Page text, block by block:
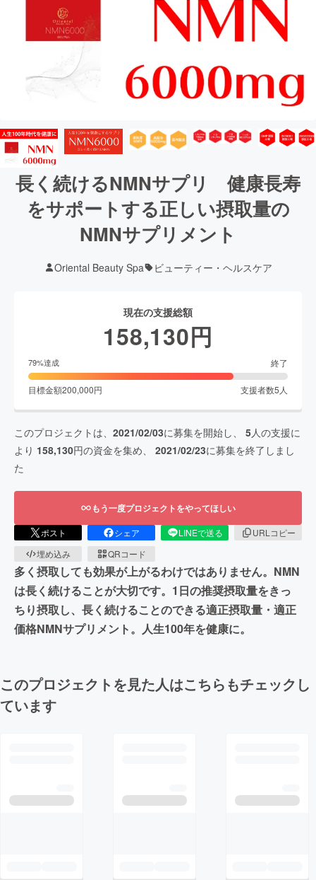
長く続けるNMNサプリ 健康長寿
をサポートする正しい摂取量の
NMNサプリメント
Oriental Beauty Spa ビューティー・ヘルスケア
現在の支援総額
158,130円
79%達成 終了
目標金額200,000円 支援者数5 人
このプロジェクトは、 2021/02/03に募集を開始し、 5人の支援に
より 158,130円の資金を集め、 2021/02/23に募集を終了しまし
た
もう一度プロジェクトをやってほしい
ポスト シェア LINEで送る
URLコピー
埋め込み
QRコード
多く摂取しても効果が上がるわけではありません。NMN
は長く続けることが大切です。1日の推奨摂取量をきっ
ちり摂取し、長く続けることのできる適正摂取量・適正
価格NMNサプリメント。人生100年を健康に。
このプロジェクトを見た人はこちらもチェックし
ています